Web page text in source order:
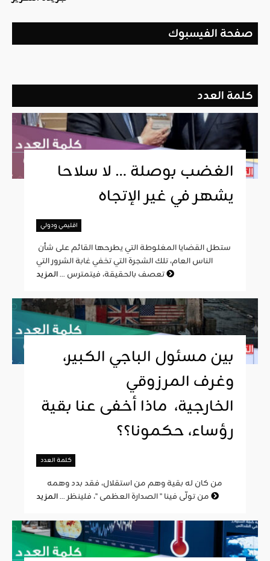
صفحة الفيسبوك
كلمة العدد
الغضب بوصلة … لا سلاحا
يشهر في غير الإتجاه
اقليمي ودولي
الناس العام، تلك الشجرة التي تخفي غابة الشرور التي
تعصف بالحقيقة، فيتمترس ...
بين مسئول الباجي الكبير،
وغرف المرزوقي
الخارجية، ماذا أخفى عنا بقية
رؤساء، حكمونا؟؟
كلمة العدد
من تولّى فينا " الصدارة العظمى "، فلينظر ...